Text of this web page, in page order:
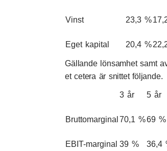
Vinst 23,3 %
Eget kapital 20,4 %
Gällande lönsamhet samt
et cetera är snittet följande.
3 år 5 år
Bruttomarginal 70,1 %69 %
EBIT-marginal 39 % 36,4